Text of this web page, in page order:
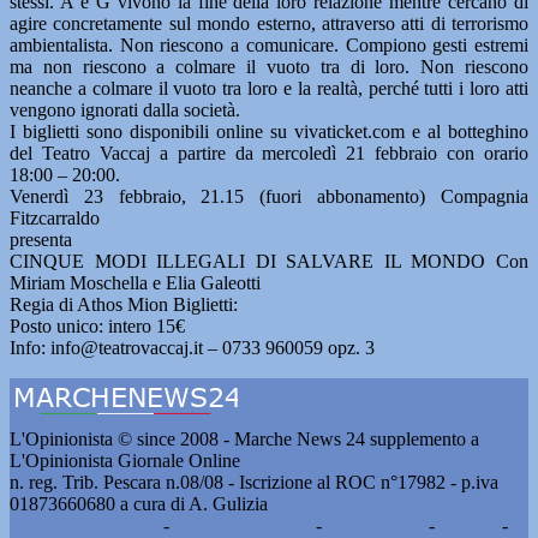
agire concretamente sul mondo esterno, attraverso atti di terrorismo
ambientalista. Non riescono a comunicare. Compiono gesti estremi
ma non riescono a colmare il vuoto tra di loro. Non riescono
neanche a colmare il vuoto tra loro e la realtà, perché tutti i loro atti
vengono ignorati dalla società.
I biglietti sono disponibili online su vivaticket.com e al botteghino
del Teatro Vaccaj a partire da mercoledì 21 febbraio con orario
18:00 – 20:00.
Venerdì 23 febbraio, 21.15 (fuori abbonamento) Compagnia
Fitzcarraldo
presenta
CINQUE MODI ILLEGALI DI SALVARE IL MONDO Con
Miriam Moschella e Elia Galeotti
Regia di Athos Mion Biglietti:
Posto unico: intero 15€
Info: info@teatrovaccaj.it – 0733 960059 opz. 3
L'Opinionista © since 2008 - Marche News 24 supplemento a
L'Opinionista Giornale Online
n. reg. Trib. Pescara n.08/08 - Iscrizione al ROC n°17982 - p.iva
01873660680 a cura di A. Gulizia
- - -
-